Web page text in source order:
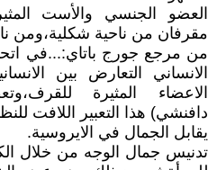
العضو الجنسي والأست
مقرفان من ناحية شكلية،ومن
من مرجع جورج باتاي:...في
الانساني التعارض بين
الاعضاء المثيرة
دافنشي) هذا التعبير اللافت
يقابل الجمال في الايروسية.
تدنيس جمال الوجه من خلال